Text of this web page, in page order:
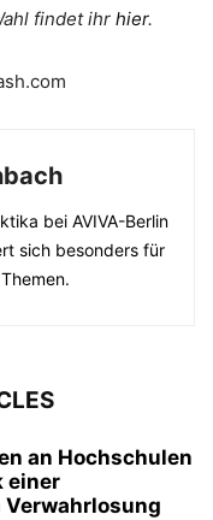
findet ihr hier.
bei AVIVA-Berlin
sich besonders für
an Hochschulen
einer